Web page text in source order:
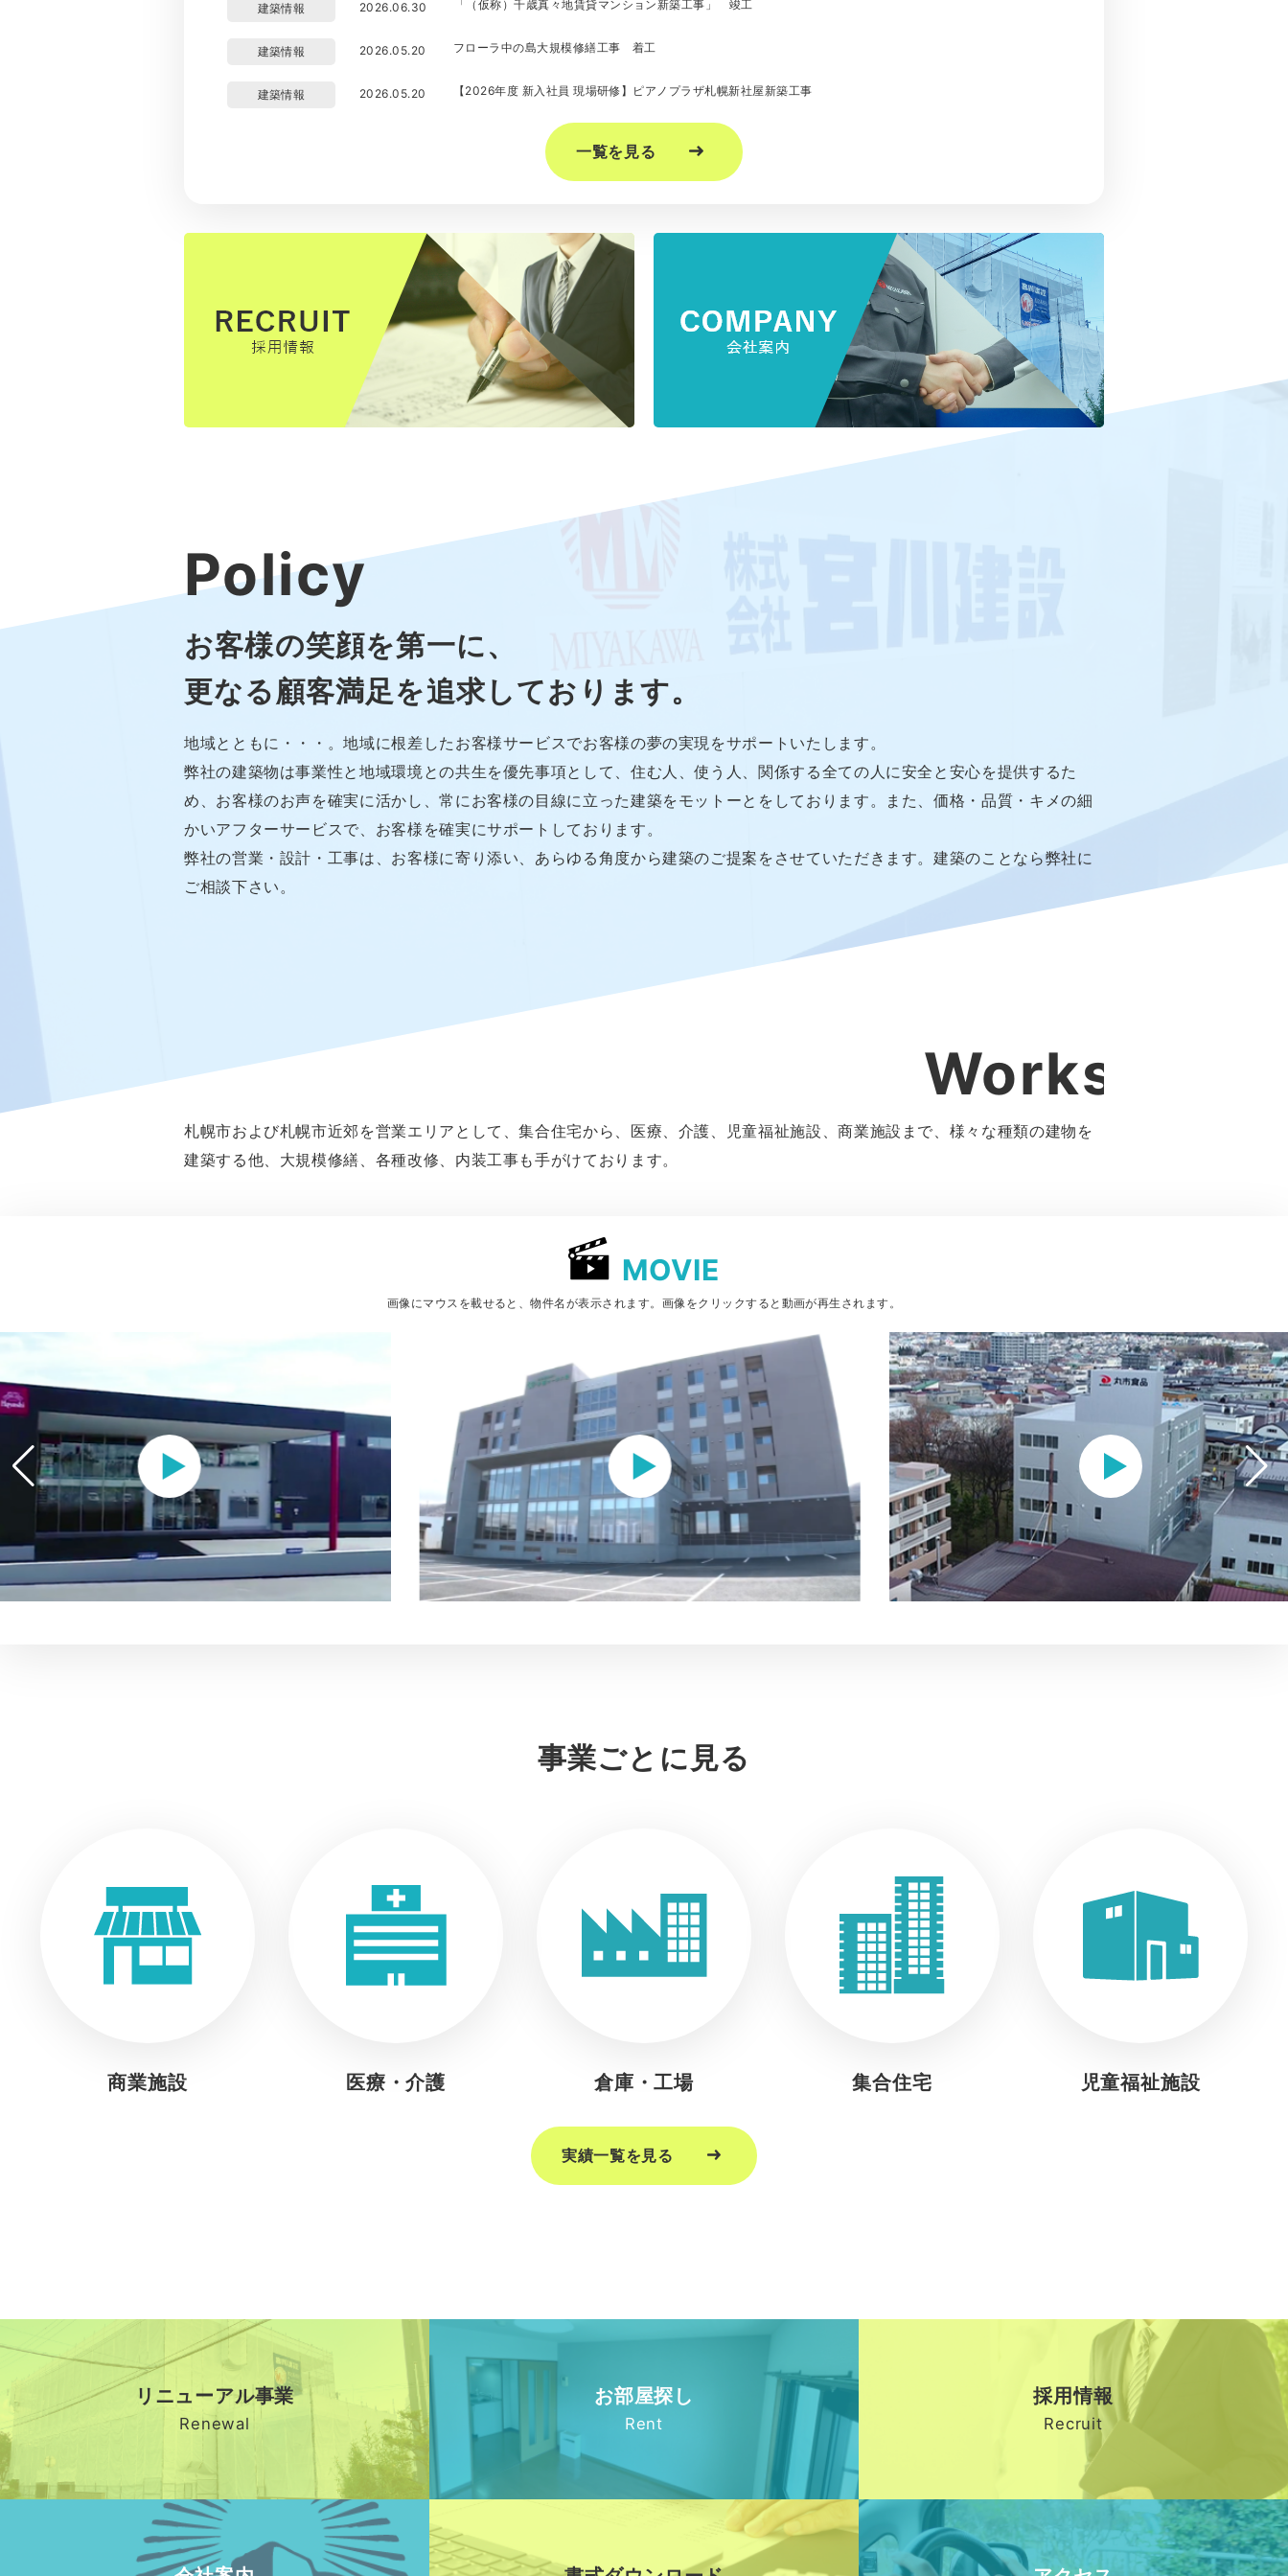
建築情報 2026.06.30 「（仮称）千歳真々地賃貸マンション新築工事」 竣工
建築情報 2026.05.20 フローラ中の島大規模修繕工事 着工
建築情報 2026.05.20 【2026年度 新入社員 現場研修】ピアノプラザ札幌新社屋新築工事
一覧を見る
Policy
お客様の笑顔を第一に、
更なる顧客満足を追求しております。
地域とともに・・・。地域に根差したお客様サービスでお客様の夢の実現をサポートいたします。
弊社の建築物は事業性と地域環境との共生を優先事項として、住む人、使う人、関係する全ての人に安全と安心を提供するた
め、お客様のお声を確実に活かし、常にお客様の目線に立った建築をモットーとをしております。また、価格・品質・キメの細
かいアフターサービスで、お客様を確実にサポートしております。
弊社の営業・設計・工事は、お客様に寄り添い、あらゆる角度から建築のご提案をさせていただきます。建築のことなら弊社に
ご相談下さい。
Works
札幌市および札幌市近郊を営業エリアとして、集合住宅から、医療、介護、児童福祉施設、商業施設まで、様々な種類の建物を
建築する他、大規模修繕、各種改修、内装工事も手がけております。
MOVIE
画像にマウスを載せると、物件名が表示されます。 画像をクリックすると動画が再生されます。
動画を見る 動画を見る 動画を見る
事業ごとに見る
商業施設 医療・介護 倉庫・工場 集合住宅 児童福祉施設
実績一覧を見る
リニューアル事業
Renewal
お部屋探し
Rent
採用情報
Recruit